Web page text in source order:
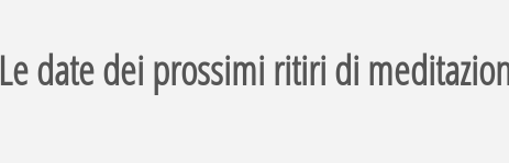
Una
Le date dei prossimi ritiri di